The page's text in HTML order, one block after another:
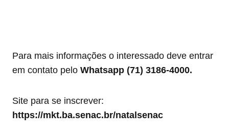
Para mais informações o interessado deve entrar
em contato pelo Whatsapp (71) 3186-4000.
Site para se inscrever:
https://mkt.ba.senac.br/natalsenac